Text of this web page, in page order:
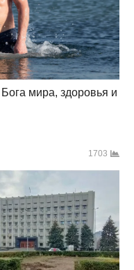
мира, здоровья и
1703